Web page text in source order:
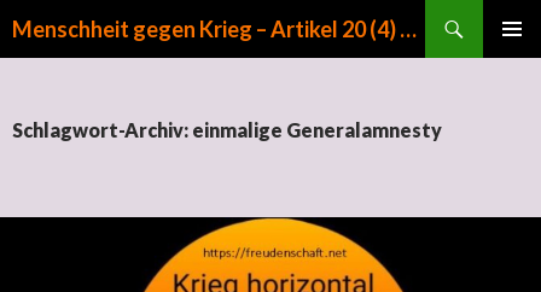
Menschheit gegen Krieg – Artikel 20 (4) GG
Schlagwort-Archiv: einmalige Generalamnesty